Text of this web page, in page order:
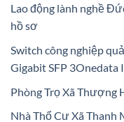
Lao động lành nghề
hồ sơ
Switch công nghiệp
Gigabit SFP 3Onedata
Phòng Trọ Xã Thượng
Nhà Thổ Cư Xã Thanh